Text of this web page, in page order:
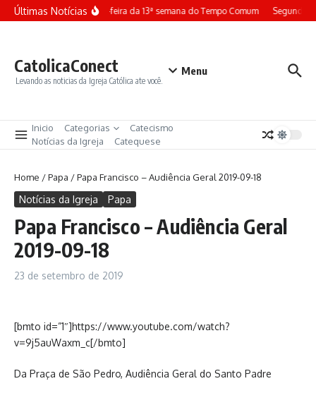
Ir para o conteúdo
Últimas NotíciasTerça-feira da 13ª semana do Tempo Comum Segunda-
CatolicaConect
Levando as noticias da Igreja Católica ate você.
Menu
Inicio Categorias
Catecismo
Notícias da Igreja
Catequese
Home /Papa /Papa Francisco – Audiência Geral 2019-09-18
Notícias da Igreja Papa
Papa Francisco – Audiência Geral
2019-09-18
23 de setembro de 2019
[bmto id=”1″]https://www.youtube.com/watch?
v=9j5auWaxm_c[/bmto]
Da Praça de São Pedro, Audiência Geral do Santo Padre